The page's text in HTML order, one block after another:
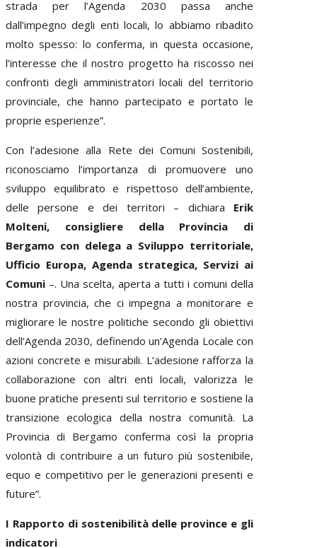
strada per l’Agenda 2030 passa anche
dall’impegno degli enti locali, lo abbiamo ribadito
molto spesso: lo conferma, in questa occasione,
l’interesse che il nostro progetto ha riscosso nei
confronti degli amministratori locali del territorio
provinciale, che hanno partecipato e portato le
proprie esperienze”.
Con l’adesione alla Rete dei Comuni Sostenibili,
riconosciamo l’importanza di promuovere uno
sviluppo equilibrato e rispettoso dell’ambiente,
delle persone e dei territori – dichiara Erik
Molteni, consigliere della Provincia di
Bergamo con delega a Sviluppo territoriale,
Ufficio Europa, Agenda strategica, Servizi ai
Comuni –. Una scelta, aperta a tutti i comuni della
nostra provincia, che ci impegna a monitorare e
migliorare le nostre politiche secondo gli obiettivi
dell’Agenda 2030, definendo un’Agenda Locale con
azioni concrete e misurabili. L’adesione rafforza la
collaborazione con altri enti locali, valorizza le
buone pratiche presenti sul territorio e sostiene la
transizione ecologica della nostra comunità. La
Provincia di Bergamo conferma così la propria
volontà di contribuire a un futuro più sostenibile,
equo e competitivo per le generazioni presenti e
future”.
I Rapporto di sostenibilità delle province e gli
indicatori